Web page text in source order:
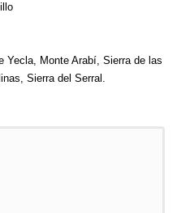
Yecla, Monte Arabí, Sierra de las
Sierra del Serral.